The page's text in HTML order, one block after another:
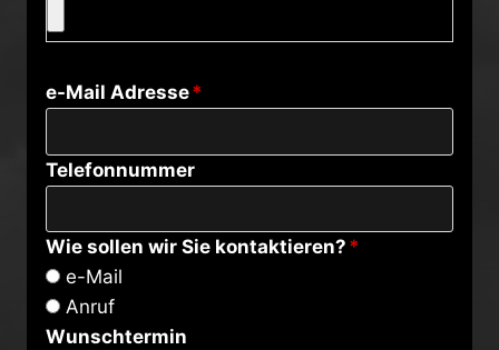
e-Mail Adresse*
Telefonnummer
Wie sollen wir Sie kontaktieren? *
e-Mail
Anruf
Wunschtermin